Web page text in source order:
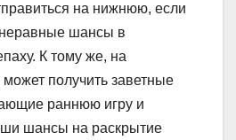
на нижнюю, если
шансы в
К тому же, на
получить заветные
раннюю игру и
шансы на раскрытие